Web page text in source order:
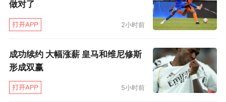
的场均数据是20.4分钟、8.6分、2.9篮板，投篮
命中率39.3%，三分球命中率36.9%，表现平淡
无奇。虽然被国王老板看好，但希尔德也不过只
是考辛斯交易的一个添头。
但是在来到国王队后，希尔德发现这里和新
做对了
2小时前
成功续约 大幅涨薪 皇马和维尼修斯
形成双赢
5小时前